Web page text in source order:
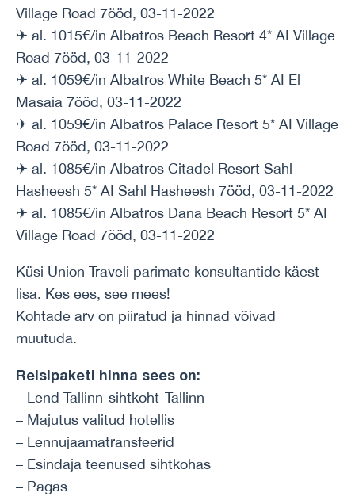
Village Road 7ööd, 03-11-2022
✈ al. 1015€/in Albatros Beach Resort 4* AI Village
Road 7ööd, 03-11-2022
✈ al. 1059€/in Albatros White Beach 5* AI El
Masaia 7ööd, 03-11-2022
✈ al. 1059€/in Albatros Palace Resort 5* AI Village
Road 7ööd, 03-11-2022
✈ al. 1085€/in Albatros Citadel Resort Sahl
Hasheesh 5* AI Sahl Hasheesh 7ööd, 03-11-2022
✈ al. 1085€/in Albatros Dana Beach Resort 5* AI
Village Road 7ööd, 03-11-2022
Küsi Union Traveli parimate konsultantide käest
lisa. Kes ees, see mees!
Kohtade arv on piiratud ja hinnad võivad
muutuda.
Reisipaketi hinna sees on:
– Lend Tallinn-sihtkoht-Tallinn
– Majutus valitud hotellis
– Lennujaamatransfeerid
– Esindaja teenused sihtkohas
– Pagas